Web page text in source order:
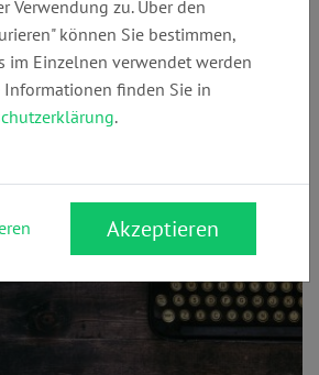
Verwendung zu. Über den
können Sie bestimmen,
im Einzelnen verwendet werden
Informationen finden Sie in
.
Akzeptieren